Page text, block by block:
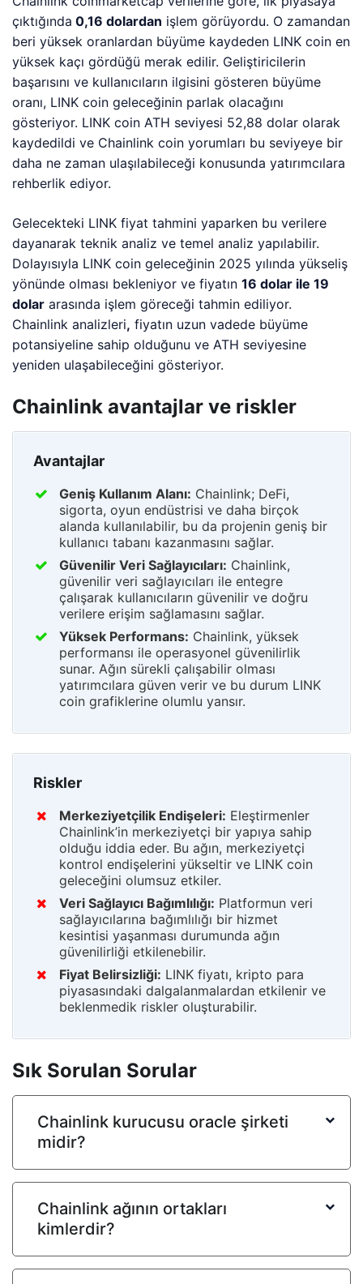
çıktığında 0,16 dolardan işlem görüyordu. O zamandan
beri yüksek oranlardan büyüme kaydeden LINK coin en
yüksek kaçı gördüğü merak edilir. Geliştiricilerin
başarısını ve kullanıcıların ilgisini gösteren büyüme
oranı, LINK coin geleceğinin parlak olacağını
gösteriyor. LINK coin ATH seviyesi 52,88 dolar olarak
kaydedildi ve Chainlink coin yorumları bu seviyeye bir
daha ne zaman ulaşılabileceği konusunda yatırımcılara
rehberlik ediyor.
Gelecekteki LINK fiyat tahmini yaparken bu verilere
dayanarak teknik analiz ve temel analiz yapılabilir.
Dolayısıyla LINK coin geleceğinin 2025 yılında yükseliş
yönünde olması bekleniyor ve fiyatın16 dolar ile 19
dolar arasında işlem göreceği tahmin ediliyor.
Chainlink analizleri, fiyatın uzun vadede büyüme
potansiyeline sahip olduğunu ve ATH seviyesine
yeniden ulaşabileceğini gösteriyor.
Chainlink avantajlar ve riskler
Avantajlar
Geniş Kullanım Alanı: Chainlink; DeFi,
sigorta, oyun endüstrisi ve daha birçok
alanda kullanılabilir, bu da projenin geniş bir
kullanıcı tabanı kazanmasını sağlar.
Güvenilir Veri Sağlayıcıları: Chainlink,
güvenilir veri sağlayıcıları ile entegre
çalışarak kullanıcıların güvenilir ve doğru
verilere erişim sağlamasını sağlar.
Yüksek Performans: Chainlink, yüksek
performansı ile operasyonel güvenilirlik
sunar. Ağın sürekli çalışabilir olması
yatırımcılara güven verir ve bu durum LINK
coin grafiklerine olumlu yansır.
Riskler
Merkeziyetçilik Endişeleri: Eleştirmenler
Chainlink’in merkeziyetçi bir yapıya sahip
olduğu iddia eder. Bu ağın, merkeziyetçi
kontrol endişelerini yükseltir ve LINK coin
geleceğini olumsuz etkiler.
Veri Sağlayıcı Bağımlılığı: Platformun veri
sağlayıcılarına bağımlılığı bir hizmet
kesintisi yaşanması durumunda ağın
güvenilirliği etkilenebilir.
Fiyat Belirsizliği: LINK fiyatı, kripto para
piyasasındaki dalgalanmalardan etkilenir ve
beklenmedik riskler oluşturabilir.
Sık Sorulan Sorular
Chainlink kurucusu oracle şirketi
midir?
Chainlink ağının ortakları
kimlerdir?